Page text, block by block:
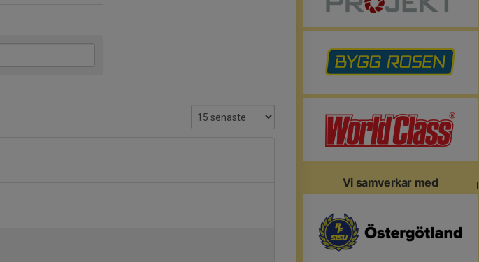
Vi samverkar med